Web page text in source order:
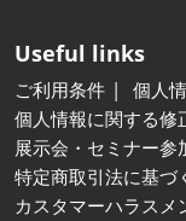
Useful links
ご利用条件
個人
個人情報に関する修
展示会・セミナー参
特定商取引法に基づ
カスタマーハラス